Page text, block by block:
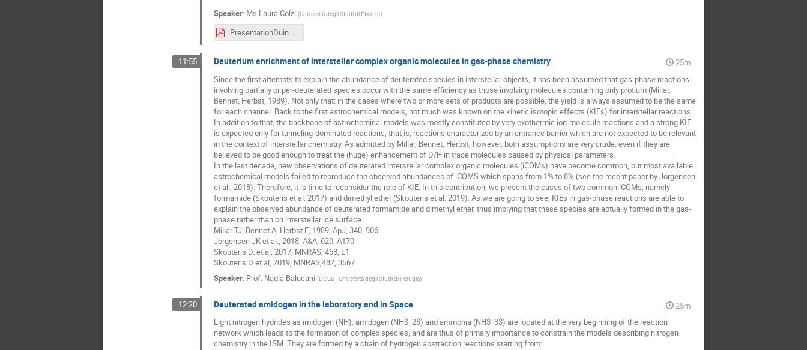
Speaker: Ms Laura Colzi (Università degli Studi di Firenze)
PresentationDuino-LauraColzi.pdf
11:55 Deuterium enrichment of interstellar complex organic molecules in gas-phase chemistry
25m
Since the first attempts to explain the abundance of deuterated species in interstellar objects, it has been assumed that gas-phase reactions
involving partially or per-deuterated species occur with the same efficiency as those involving molecules containing only protium (Millar,
Bennet, Herbst, 1989). Not only that: in the cases where two or more sets of products are possible, the yield is always assumed to be the same
for each channel. Back to the first astrochemical models, not much was known on the kinetic isotopic effects (KIEs) for interstellar reactions.
In addition to that, the backbone of astrochemical models was mostly constituted by very exothermic ion-molecule reactions and a strong KIE
is expected only for tunneling-dominated reactions, that is, reactions characterized by an entrance barrier which are not expected to be relevant
in the context of interstellar chemistry. As admitted by Millar, Bennet, Herbst, however, both assumptions are very crude, even if they are
believed to be good enough to treat the (huge) enhancement of D/H in trace molecules caused by physical parameters.
In the last decade, new observations of deuterated interstellar complex organic molecules (iCOMs) have become common, but most available
astrochemical models failed to reproduce the observed abundances of iCOMS which spans from 1% to 8% (see the recent paper by Jorgensen
et al., 2018). Therefore, it is time to reconsider the role of KIE. In this contribution, we present the cases of two common iCOMs, namely
formamide (Skouteris et al. 2017) and dimethyl ether (Skouteris et al. 2019). As we are going to see, KIEs in gas-phase reactions are able to
explain the observed abundance of deuterated formamide and dimethyl ether, thus implying that these species are actually formed in the gas-
phase rather than on interstellar ice surface.
Millar TJ, Bennet A, Herbst E, 1989, ApJ, 340, 906
Jorgensen JK et al., 2018, A&A, 620, A170
Skouteris D. et al, 2017, MNRAS, 468, L1
Skouteris D et al, 2019, MNRAS,482, 3567
Speaker: Prof. Nadia Balucani (DCBB - Università degli Studi di Perugia)
12:20 Deuterated amidogen in the laboratory and in Space
25m
Light nitrogen hydrides as imidogen (NH), amidogen (NH$_2$) and ammonia (NH$_3$) are located at the very beginning of the reaction
network which leads to the formation of complex species, and are thus of primary importance to constrain the models describing nitrogen
chemistry in the ISM. They are formed by a chain of hydrogen abstraction reactions starting from: